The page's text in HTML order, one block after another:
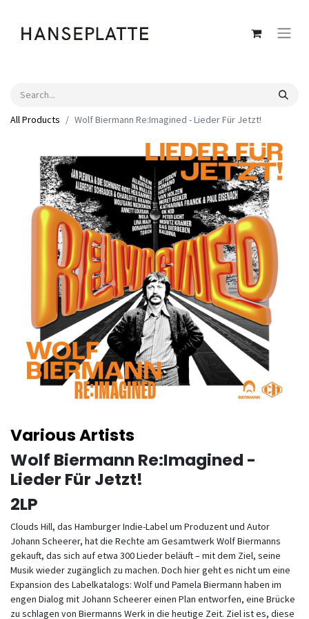
All Products Wolf Biermann Re:Imagined - Lieder Für Jetzt!
Various Artists
Wolf Biermann Re:Imagined -
Lieder Für Jetzt!
2LP
Clouds Hill, das Hamburger Indie-Label um Produzent und Autor
Johann Scheerer, hat die Rechte am Gesamtwerk Wolf Biermanns
gekauft, das sich auf etwa 300 Lieder beläuft – mit dem Ziel, seine
Musik wieder zugänglich zu machen. Doch hier geht es nicht um eine
Expansion des Labelkatalogs: Wolf und Pamela Biermann haben im
engen Dialog mit Johann Scheerer einen Plan entworfen, eine Brücke
zu schlagen von Biermanns Werk in die heutige Zeit. Ziel ist es, diese